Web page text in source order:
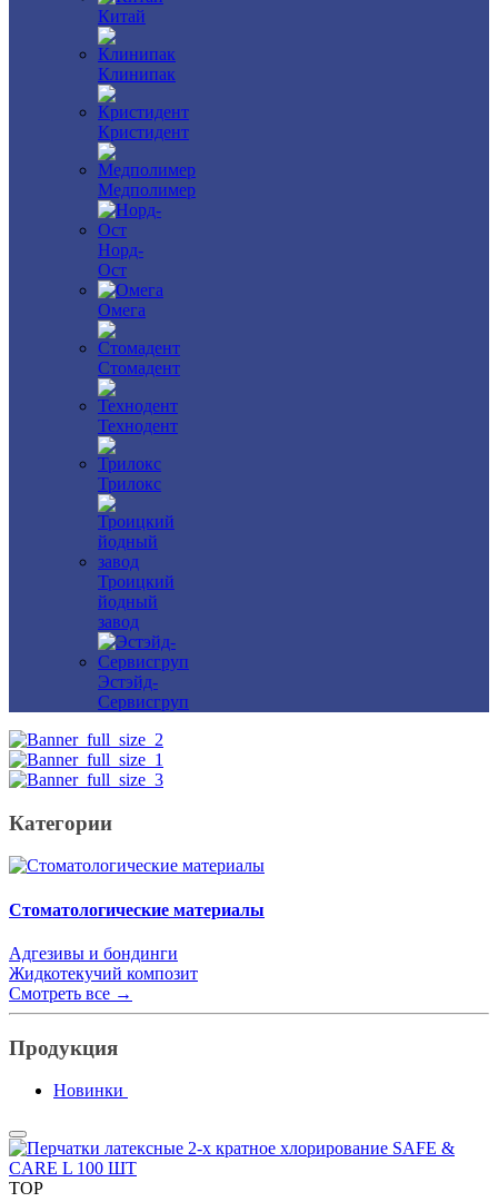
Китай
Клинипак
Кристидент
Медполимер
Норд-
Ост
Омега
Стомадент
Технодент
Трилокс
Троицкий
йодный
завод
Эстэйд-
Сервисгруп
Категории
Стоматологические материалы
Адгезивы и бондинги
Жидкотекучий композит
Смотреть все →
Продукция
Новинки
TOP